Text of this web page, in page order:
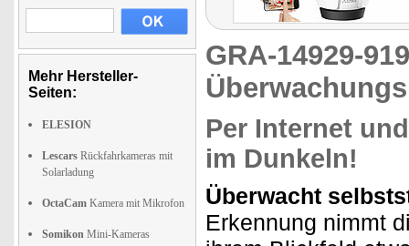
Mehr Hersteller-
Seiten:
ELESION
Lescars Rückfahrkameras mit
Solarladung
OctaCam Kamera mit Mikrofon
Somikon Mini-Kameras
GRA-14929-
Per Internet
im Dunkeln!
Überwacht
Erkennung nimmt